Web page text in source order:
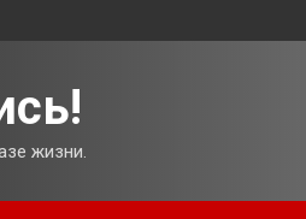
жизни.